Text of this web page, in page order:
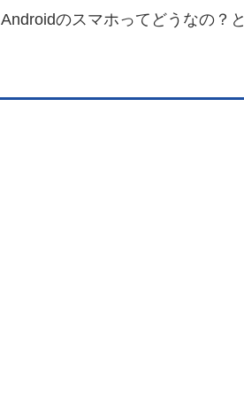
Androidのスマホってどうなの？